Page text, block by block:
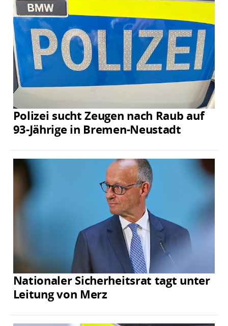
Polizei sucht Zeugen nach Raub auf
93-Jährige in Bremen-Neustadt
Nationaler Sicherheitsrat tagt unter
Leitung von Merz